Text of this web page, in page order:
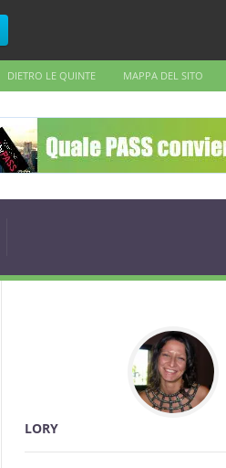
DIETRO LE QUINTE MAPPA DEL SITO
LORY